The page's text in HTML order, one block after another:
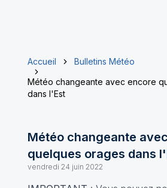
Accueil
Bulletins Météo
Météo changeante avec encore
dans l'Est
Météo changeante
quelques orages dans
vendredi 24 juin 2022